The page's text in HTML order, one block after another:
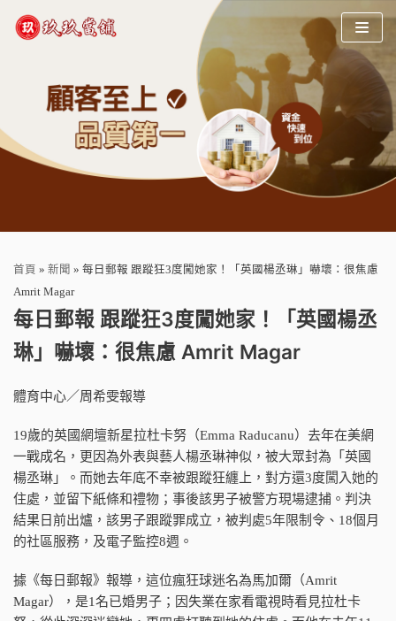
content
首頁 » 新聞 » 每日郵報 跟蹤狂3度闖她家！「英國楊丞琳」嚇壞：很焦慮
Amrit Magar
每日郵報 跟蹤狂3度闖她家！「英國楊丞
琳」嚇壞：很焦慮 Amrit Magar
體育中心／周希雯報導
19歲的英國網壇新星拉杜卡努（Emma Raducanu）去年在美網
一戰成名，更因為外表與藝人楊丞琳神似，被大眾封為「英國
楊丞琳」。而她去年底不幸被跟蹤狂纏上，對方還3度闖入她的
住處，並留下紙條和禮物；事後該男子被警方現場逮捕。判決
結果日前出爐，該男子跟蹤罪成立，被判處5年限制令、18個月
的社區服務，及電子監控8週。
據《每日郵報》報導，這位瘋狂球迷名為馬加爾（Amrit
Magar），是1名已婚男子；因失業在家看電視時看見拉杜卡